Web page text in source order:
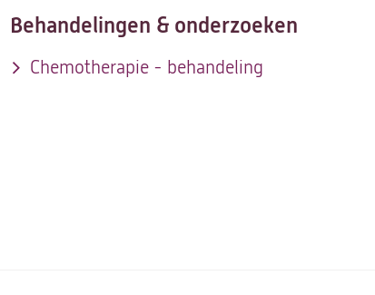
Behandelingen & onderzoeken
Chemotherapie - behandeling